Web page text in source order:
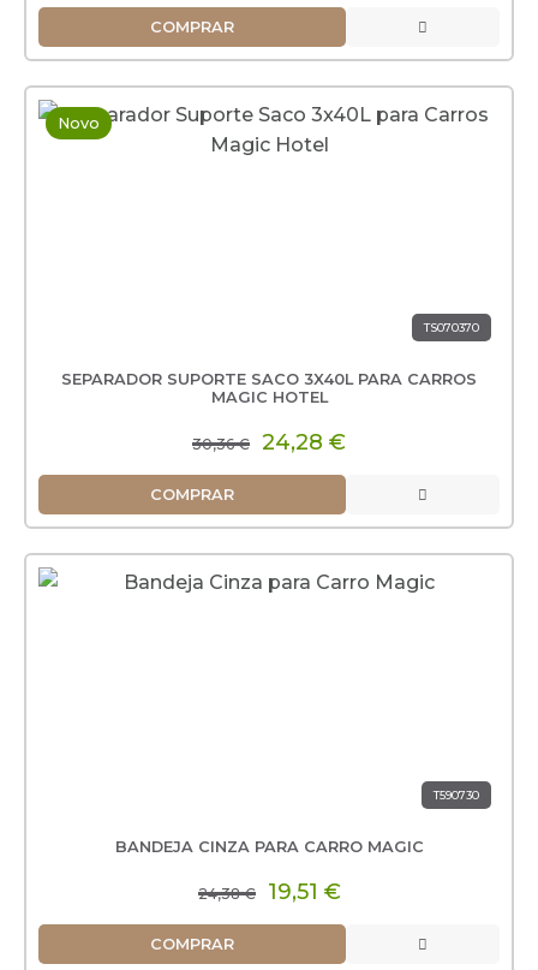
COMPRAR
Novo
TS070370
SEPARADOR SUPORTE SACO 3X40L PARA CARROS
MAGIC HOTEL
30,36 € 24,28 €
COMPRAR
T590730
BANDEJA CINZA PARA CARRO MAGIC
24,38 € 19,51 €
COMPRAR